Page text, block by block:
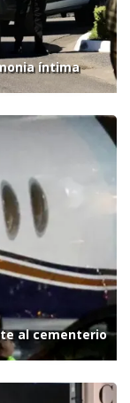
íntima
al cementerio